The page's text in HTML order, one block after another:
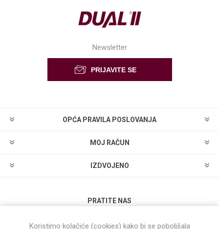
Newsletter
OPĆA PRAVILA POSLOVANJA
MOJ RAČUN
IZDVOJENO
PRATITE NAS
Koristimo kolačiće (cookies) kako bi se poboljšala